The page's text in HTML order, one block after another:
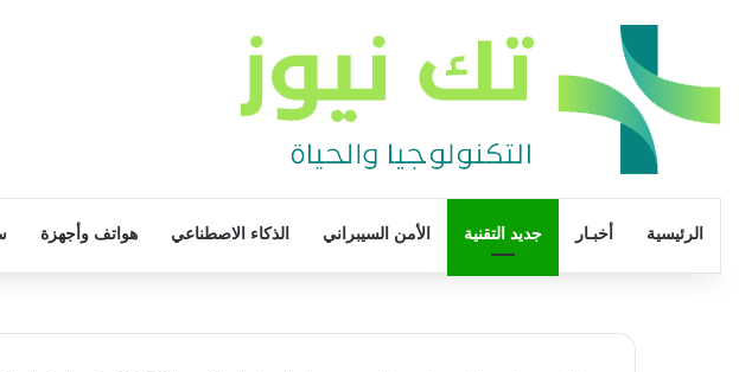
الرئيسية أخبـار جديد التقنية الأمن السيبراني الذكاء الاصطناعي هواتف وأجهزة